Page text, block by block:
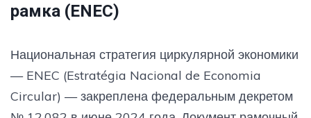
рамка (ENEC)
Национальная стратегия циркулярной экономики
— ENEC (Estratégia Nacional de Economia
Circular) — закреплена федеральным декретом